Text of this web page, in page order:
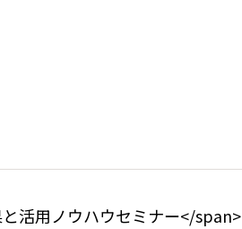
活用ノウハウセミナー</span>